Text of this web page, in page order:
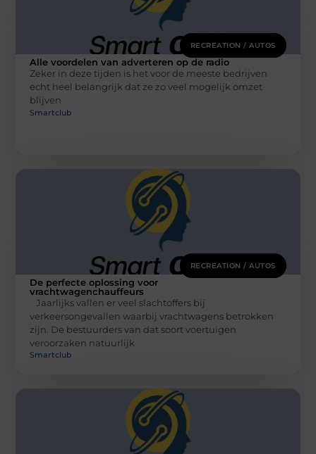
RECREATION / AUTOS
Alle voordelen van adverteren op de radio
Zeker in deze tijden is het voor de meeste bedrijven
echt heel belangrijk dat ze zo veel mogelijk omzet
blijven
Smartclub
RECREATION / AUTOS
De perfecte oplossing voor
vrachtwagenchauffeurs
Jaarlijks vallen er veel slachtoffers bij
verkeersongevallen waarbij vrachtwagens betrokken
zijn. De bestuurders van dat soort voertuigen
veroorzaken natuurlijk
Smartclub